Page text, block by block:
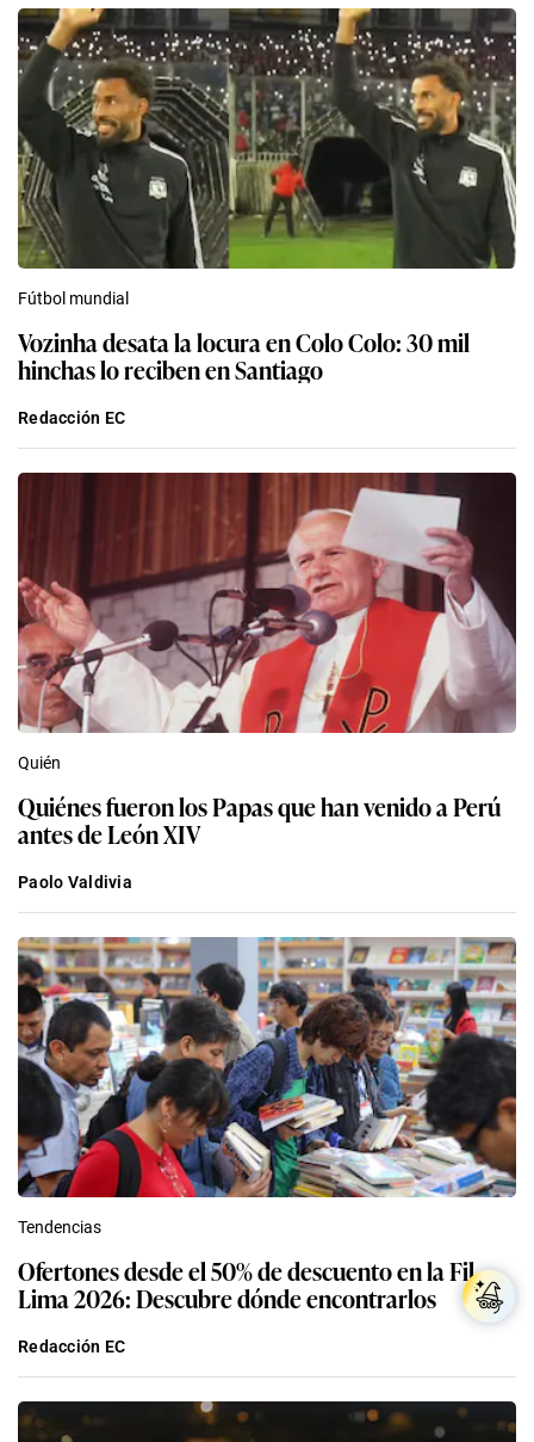
Fútbol mundial
Vozinha desata la locura en Colo Colo: 30 mil
hinchas lo reciben en Santiago
Redacción EC
Quién
Quiénes fueron los Papas que han venido a Perú
antes de León XIV
Paolo Valdivia
Tendencias
Ofertones desde el 50% de descuento en la Fil
Lima 2026: Descubre dónde encontrarlos
Redacción EC